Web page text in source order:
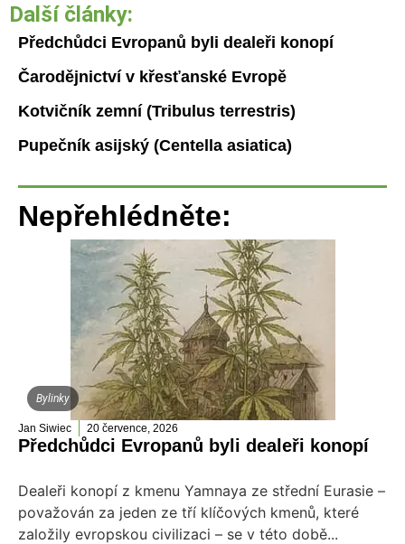
Další články:
Předchůdci Evropanů byli dealeři konopí
Čarodějnictví v křesťanské Evropě
Kotvičník zemní (Tribulus terrestris)
Pupečník asijský (Centella asiatica)
Nepřehlédněte:
Bylinky
Jan Siwiec 20 července, 2026
Předchůdci Evropanů byli dealeři konopí
Dealeři konopí z kmenu Yamnaya ze střední Eurasie –
považován za jeden ze tří klíčových kmenů, které
založily evropskou civilizaci – se v této době...